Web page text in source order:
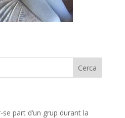
part d’un grup durant la